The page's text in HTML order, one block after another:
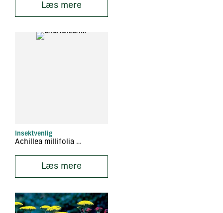
Læs mere
Insektvenlig
Achillea millifolia ‘Sammetriese’
Læs mere